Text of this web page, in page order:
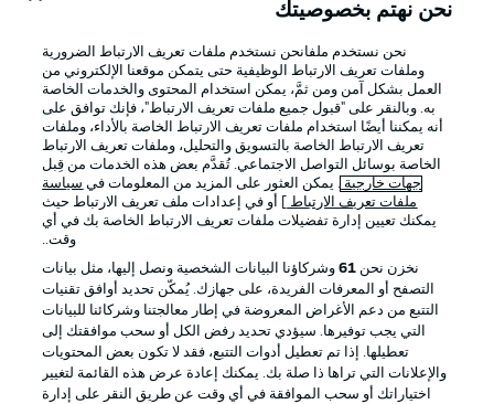
الإعلانات الإخطارات القانونية
شروط الاستخدام القنوات الناقلة
الوظائف جهة النشر
تواصل معنا اللاعبون
نحن نهتم بخصوصيتك
نحن نستخدم ملفانحن نستخدم ملفات تعريف الارتباط الضرورية
وملفات تعريف الارتباط الوظيفية حتى يتمكن موقعنا الإلكتروني من
العمل بشكل آمن ومن ثمَّ، يمكن استخدام المحتوى والخدمات الخاصة
به. وبالنقر على "قبول جميع ملفات تعريف الارتباط"، فإنك توافق على
أنه يمكننا أيضًا استخدام ملفات تعريف الارتباط الخاصة بالأداء، وملفات
تعريف الارتباط الخاصة بالتسويق والتحليل، وملفات تعريف الارتباط
الخاصة بوسائل التواصل الاجتماعي. تُقدَّم بعض هذه الخدمات من قِبل
جهات خارجية . يمكن العثور على المزيد من المعلومات في سياسة
ملفات تعريف الارتباط
] أو في إعدادات ملف تعريف الارتباط حيث
يمكنك تعيين إدارة تفضيلات ملفات تعريف الارتباط الخاصة بك في أي
وقت..
نخزن نحن 61وشركاؤنا البيانات الشخصية ونصل إليها، مثل بيانات
التصفح أو المعرفات الفريدة، على جهازك. يُمكّن تحديد أوافق تقنيات
التتبع من دعم الأغراض المعروضة في إطار معالجتنا وشركائنا للبيانات
التي يجب توفيرها. سيؤدي تحديد رفض الكل أو سحب موافقتك إلى
تعطيلها. إذا تم تعطيل أدوات التتبع، فقد لا تكون بعض المحتويات
والإعلانات التي تراها ذا صلة بك. يمكنك إعادة عرض هذه القائمة لتغيير
اختياراتك أو سحب الموافقة في أي وقت عن طريق النقر على إدارة